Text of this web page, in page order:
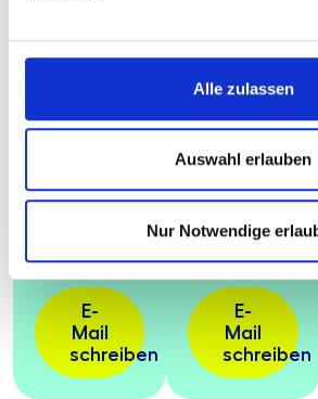
Alle zulassen
Auswahl erlauben
Nur Notwendige
Bankenberatung
Manager
E-
Mail
schreiben
Christine
+49 69
E-
Mail
schreiben